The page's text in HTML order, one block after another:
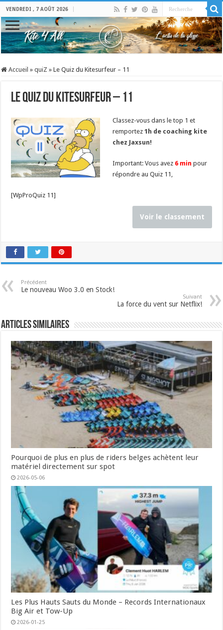
VENDREDI , 7 AOÛT 2026
Accueil » quiZ » Le Quiz du Kitesurfeur – 11
Le Quiz du Kitesurfeur – 11
Classez-vous dans le top 1 et
remportez1h de coaching kite
chez Jaxsun!
Important: Vous avez 6 min pour
répondre au Quiz 11,
[WpProQuiz 11]
Voir le classement
Précédent
Le nouveau Woo 3.0 en Stock!
Suivant
La force du vent sur Netflix!
Articles similaires
Pourquoi de plus en plus de riders belges achètent leur
matériel directement sur spot
2026-05-06
Les Plus Hauts Sauts du Monde – Records Internationaux
Big Air et Tow-Up
2026-01-25